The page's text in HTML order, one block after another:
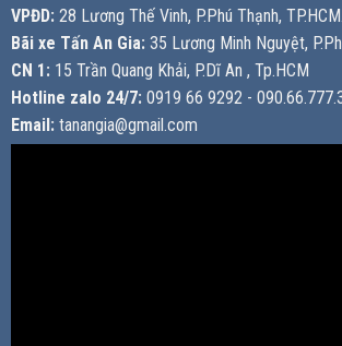
VPĐD: 28 Lương Thế Vinh, P.Phú Thạnh, TP.HCM.
Bãi xe Tấn An Gia: 35 Lương Minh Nguyệt,
CN 1: 15 Trần Quang Khải, P.Dĩ An , Tp.HCM
Hotline zalo 24/7: 0919 66 9292 -
Email: tanangia@gmail.com